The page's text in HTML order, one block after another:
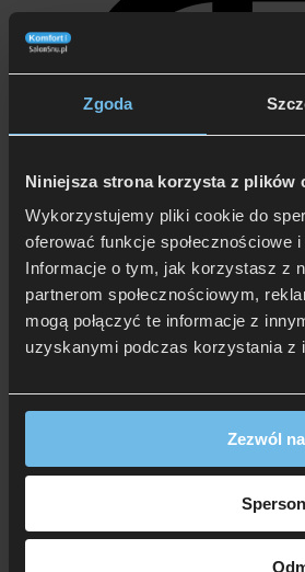
Zgoda
Niniejsza strona korzysta z plików
Wykorzystujemy pliki cookie do
oferować funkcje społecznościowe
Informacje o tym, jak korzystasz z
partnerom społecznościowym,
mogą połączyć te informacje z
uzyskanymi podczas korzystania z
Zezwól
4 sierpnia 2025
Pokaż spis treści